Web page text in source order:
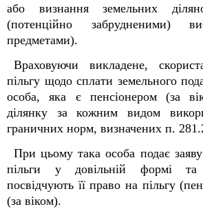
або визнання земельних
(потенційно забрудненими)
предметами).
Враховуючи викладене,
пільгу щодо сплати земельного
особа, яка є пенсіонером (за
ділянку за кожним видом
граничних норм, визначених п.
При цьому така особа подає
пільги у довільній формі
посвідчують її право на пільгу
(за віком).